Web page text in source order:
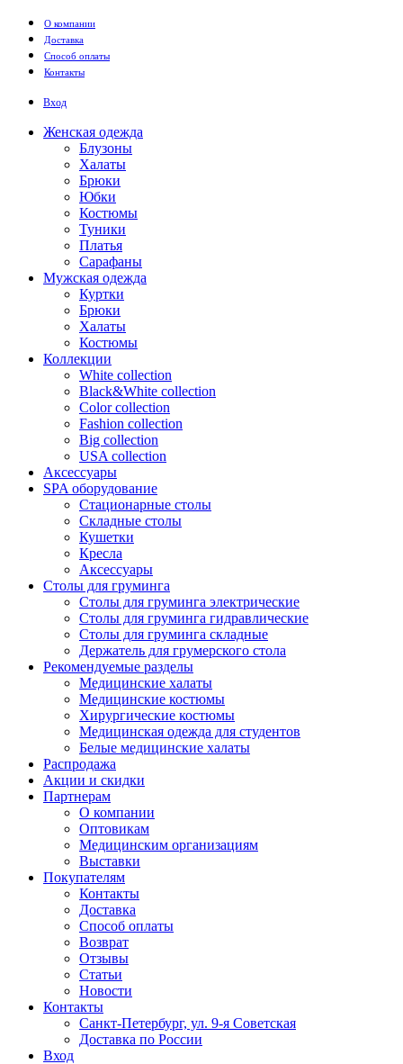
Перейти к основному содержанию
О компании
Доставка
Способ оплаты
Контакты
Вход
Женская одежда
Блузоны
Халаты
Брюки
Юбки
Костюмы
Туники
Платья
Сарафаны
Мужская одежда
Куртки
Брюки
Халаты
Костюмы
Коллекции
White collection
Black&White collection
Color collection
Fashion collection
Big collection
USA collection
Аксессуары
SPA оборудование
Стационарные столы
Складные столы
Кушетки
Кресла
Аксессуары
Столы для груминга
Столы для груминга электрические
Столы для груминга гидравлические
Столы для груминга складные
Держатель для грумерского стола
Рекомендуемые разделы
Медицинские халаты
Медицинские костюмы
Хирургические костюмы
Медицинская одежда для студентов
Белые медицинские халаты
Распродажа
Акции и скидки
Партнерам
О компании
Оптовикам
Медицинским организациям
Выставки
Покупателям
Контакты
Доставка
Способ оплаты
Возврат
Отзывы
Статьи
Новости
Контакты
Санкт-Петербург, ул. 9-я Советская
Доставка по России
Вход